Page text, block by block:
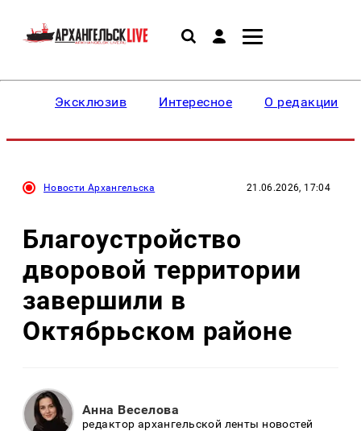
Эксклюзив Интересное О редакции
Новости Архангельска 21.06.2026, 17:04
Благоустройство
дворовой территории
завершили в
Октябрьском районе
Анна Веселова
редактор архангельской ленты новостей